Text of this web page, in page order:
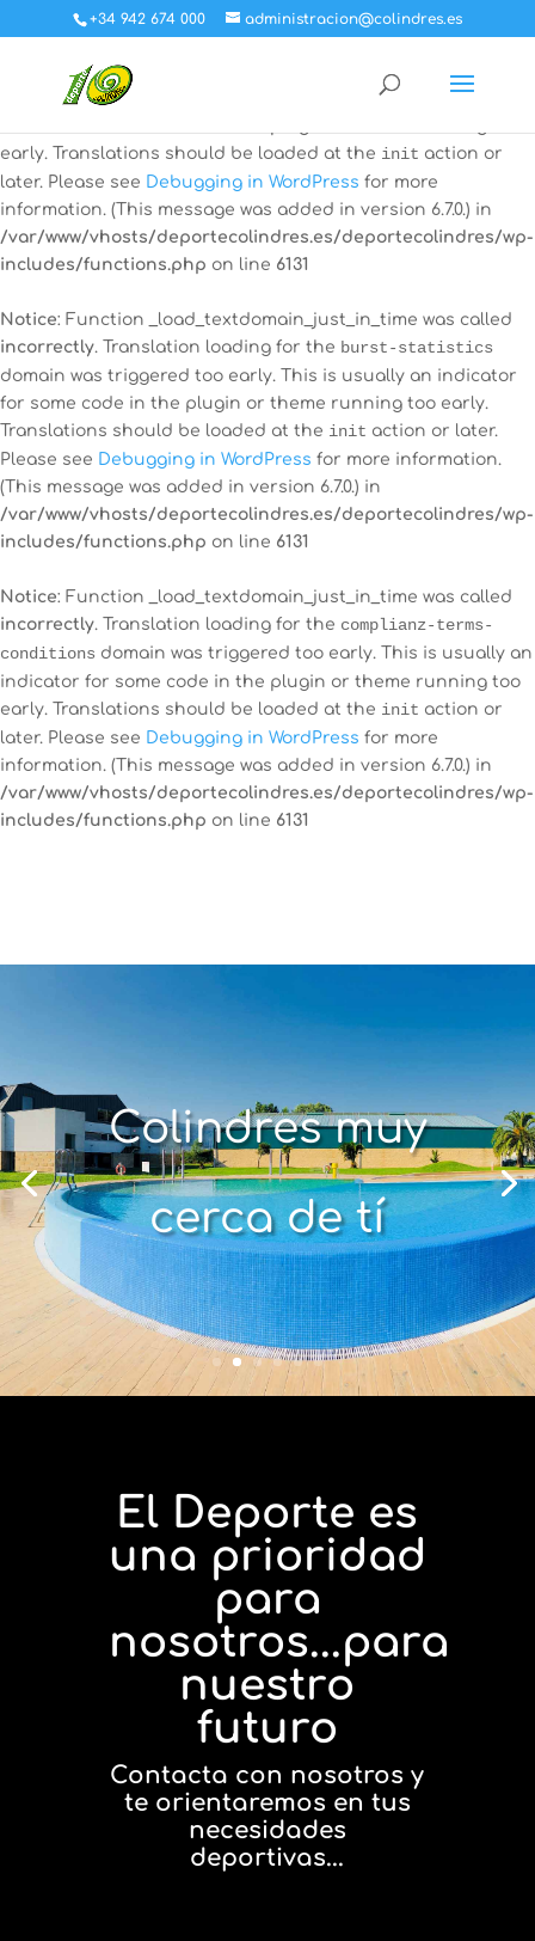
Notice: Function _load_textdomain_just_in_time was called
incorrectly. Translation loading for the
calendardomain was triggered too early. This is usually an
early. Translations should be loaded at the init action or
later. Please see Debugging in WordPress for more
information. (This message was added in version 6.7.0.) in
/var/www/vhosts/deportecolindres.es/deportecolindres/wp-
includes/functions.php on line 6131
Notice: Function _load_textdomain_just_in_time was called
incorrectly. Translation loading for the burst-statistics
domain was triggered too early. This is usually an indicator
for some code in the plugin or theme running too early.
Translations should be loaded at the init action or later.
Please see Debugging in WordPress for more information.
(This message was added in version 6.7.0.) in
/var/www/vhosts/deportecolindres.es/deportecolindres/wp-
includes/functions.php on line 6131
Notice: Function _load_textdomain_just_in_time was called
incorrectly. Translation loading for the complianz-terms-
conditions domain was triggered too early. This is usually an
indicator for some code in the plugin or theme running too
early. Translations should be loaded at the init action or
later. Please see Debugging in WordPress for more
information. (This message was added in version 6.7.0.) in
/var/www/vhosts/deportecolindres.es/deportecolindres/wp-
includes/functions.php on line 6131
+34 942 674 000 administracion@colindres.es
Colindres muy
cerca de tí
El Deporte es
una prioridad
para
nosotros...para
nuestro
futuro
Contacta con nosotros y
te orientaremos en tus
necesidades
deportivas...